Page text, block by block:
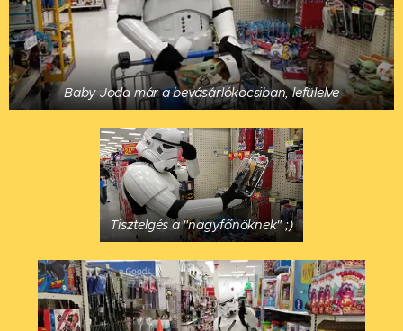
Baby Joda már a bevásárlókocsiban, lefülelve
Tisztelgés a "nagyfőnöknek" ;)